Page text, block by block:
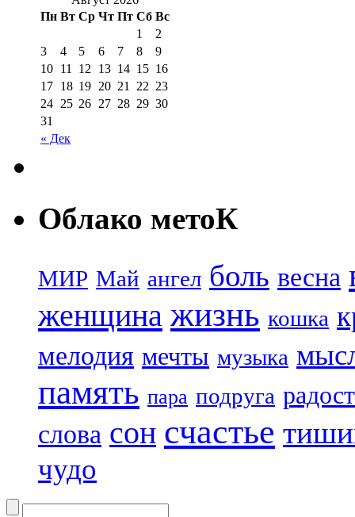
Пн Вт Ср Чт Пт Сб Вс
« Дек
1
2
3
4 5 6 7 8
9
10 11 12 13 14 15 16
17 18 19 20 21 22 23
24 25 26 27 28 29 30
31
Облако метоК
МИР Май ангел боль весна
женщина жизнь кошка
мелодия мечты музыка
память пара подруга
слова сон счастье
чудо